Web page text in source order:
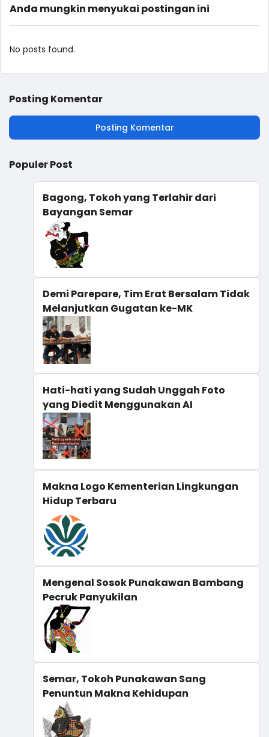
Anda mungkin menyukai postingan ini
No posts found.
Posting Komentar
Posting Komentar
Populer Post
Bagong, Tokoh yang Terlahir dari
Bayangan Semar
Demi Parepare, Tim Erat Bersalam Tidak
Melanjutkan Gugatan ke-MK
Hati-hati yang Sudah Unggah Foto
yang Diedit Menggunakan AI
Makna Logo Kementerian Lingkungan
Hidup Terbaru
Mengenal Sosok Punakawan Bambang
Pecruk Panyukilan
Semar, Tokoh Punakawan Sang
Penuntun Makna Kehidupan